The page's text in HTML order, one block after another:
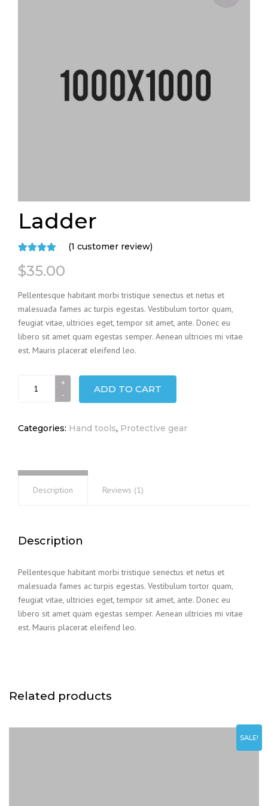
Ladder
5.00
5 based
customer
rating
(1 customer review)
$35.00
Pellentesque habitant morbi tristique senectus et netus et
malesuada fames ac turpis egestas. Vestibulum tortor quam,
feugiat vitae, ultricies eget, tempor sit amet, ante. Donec eu
libero sit amet quam egestas semper. Aenean ultricies mi vitae
est. Mauris placerat eleifend leo.
ADD TO CART
Categories: Hand tools, Protective gear
Description Reviews (1)
Description
Pellentesque habitant morbi tristique senectus et netus et
malesuada fames ac turpis egestas. Vestibulum tortor quam,
feugiat vitae, ultricies eget, tempor sit amet, ante. Donec eu
libero sit amet quam egestas semper. Aenean ultricies mi vitae
est. Mauris placerat eleifend leo.
Related products
SALE!